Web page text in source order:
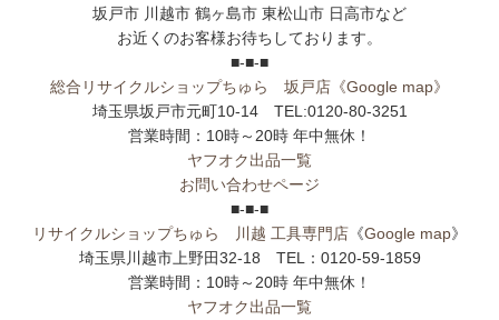
坂戸市 川越市 鶴ヶ島市 東松山市 日高市など
お近くのお客様お待ちしております。
■-■-■
総合リサイクルショップちゅら 坂戸店 《Google map》
埼玉県坂戸市元町10-14 TEL:0120-80-3251
営業時間：10時～20時 年中無休！
ヤフオク出品一覧
お問い合わせページ
■-■-■
リサイクルショップちゅら 川越 工具専門店 《Google map》
埼玉県川越市上野田32-18 TEL：0120-59-1859
営業時間：10時～20時 年中無休！
ヤフオク出品一覧